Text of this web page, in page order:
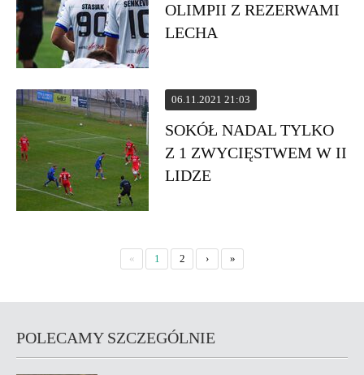
OLIMPII Z REZERWAMI
LECHA
06.11.2021 21:03
SOKÓŁ NADAL TYLKO
Z 1 ZWYCIĘSTWEM W II
LIDZE
« 1 2 › »
POLECAMY SZCZEGÓLNIE